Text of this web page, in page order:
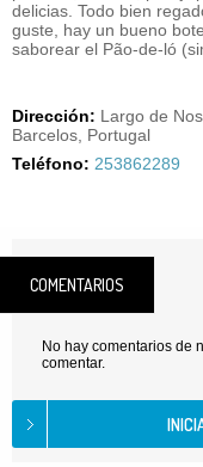
delicias. Todo bien
guste, hay un bueno
saborear el Pão-de-ló
Dirección: Largo de
Barcelos, Portugal
Teléfono: 253862289
COMENTARIOS
No hay comentarios de
comentar.